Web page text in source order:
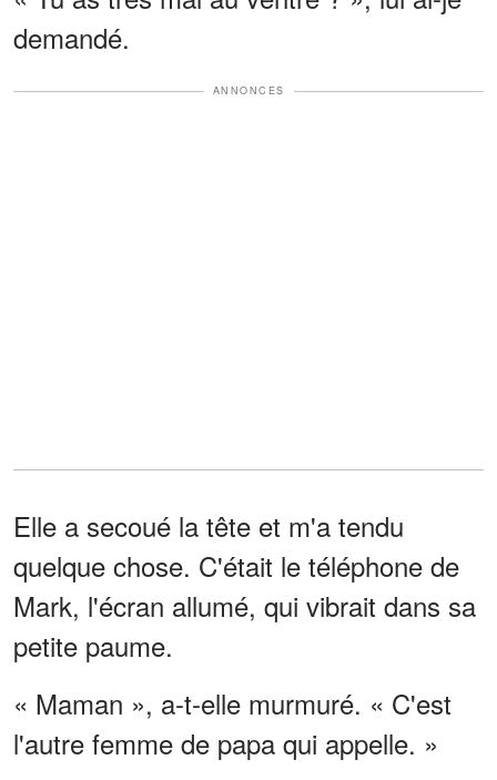
demandé.
ANNONCES
Elle a secoué la tête et m'a tendu
quelque chose. C'était le téléphone de
Mark, l'écran allumé, qui vibrait dans sa
petite paume.
« Maman », a-t-elle murmuré. « C'est
l'autre femme de papa qui appelle. »